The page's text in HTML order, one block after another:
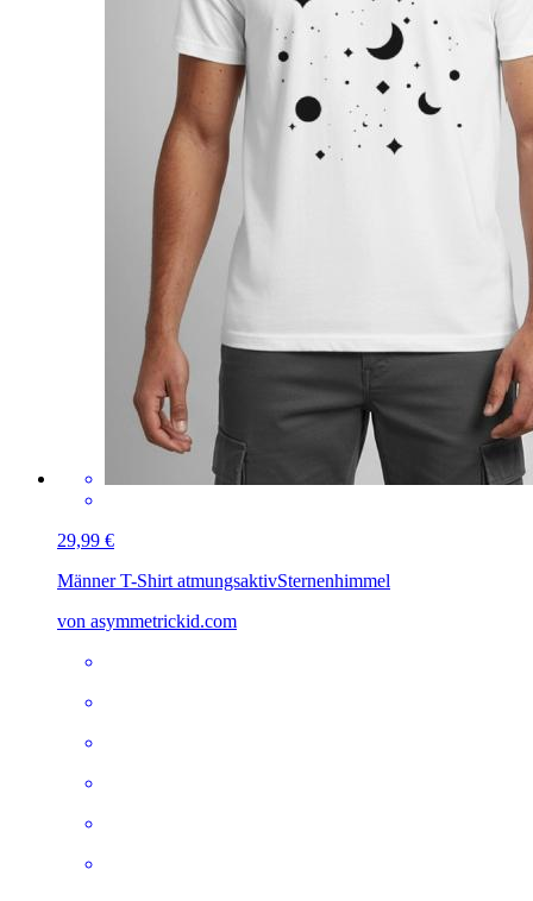
29,99 €
Männer T-Shirt atmungsaktivSternenhimmel
von asymmetrickid.com